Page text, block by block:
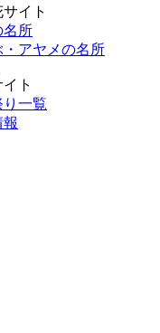
イト
名所
アヤメの名所
ト
一覧